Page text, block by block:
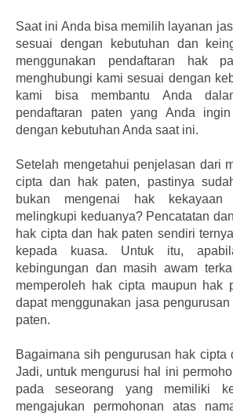
Saat ini Anda bisa memilih layanan
sesuai dengan kebutuhan dan
menggunakan pendaftaran hak
menghubungi kami sesuai dengan
kami bisa membantu Anda
pendaftaran paten yang Anda
dengan kebutuhan Anda saat ini.
Setelah mengetahui penjelasan dari
cipta dan hak paten, pastinya
bukan mengenai hak kekayaan
melingkupi keduanya? Pencatatan
hak cipta dan hak paten sendiri
kepada kuasa. Untuk itu,
kebingungan dan masih awam
memperoleh hak cipta maupun hak
dapat menggunakan jasa
paten.
Bagaimana sih pengurusan hak cipta
Jadi, untuk mengurusi hal ini
pada seseorang yang memiliki
mengajukan permohonan atas